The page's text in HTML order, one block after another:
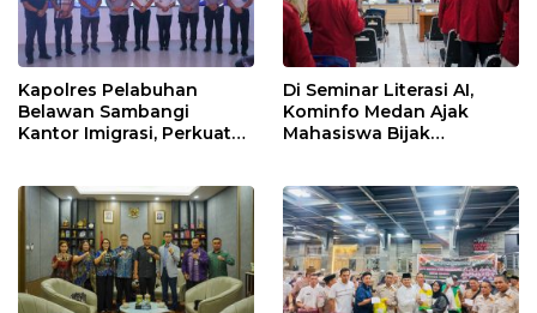
Kapolres Pelabuhan
Belawan Sambangi
Kantor Imigrasi, Perkuat
Di Seminar Literasi AI,
Kominfo Medan Ajak
Mahasiswa Bijak